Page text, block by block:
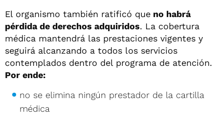
El organismo también ratificó que no habrá
pérdida de derechos adquiridos. La cobertura
médica mantendrá las prestaciones vigentes y
seguirá alcanzando a todos los servicios
contemplados dentro del programa de atención.
Por ende:
no se elimina ningún prestador de la cartilla
médica